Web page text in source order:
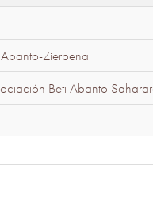
Zierbena
Beti Abanto